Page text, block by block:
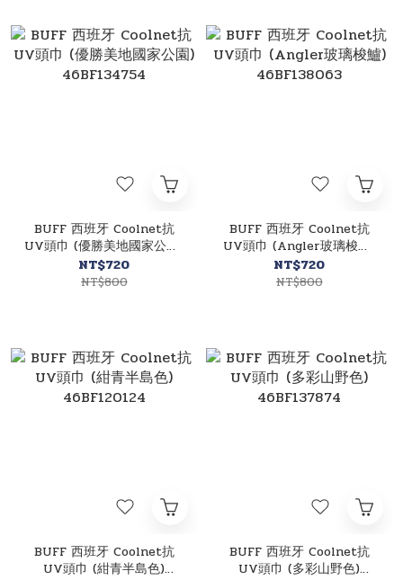
BUFF 西班牙 Coolnet抗
UV頭巾 (優勝美地國家公園)
46BF134754
NT$720
NT$800
BUFF 西班牙 Coolnet抗
UV頭巾 (Angler玻璃梭鱸)
46BF138063
NT$720
NT$800
BUFF 西班牙 Coolnet抗
UV頭巾 (紺青半島色)
BUFF 西班牙 Coolnet抗
UV頭巾 (多彩山野色)